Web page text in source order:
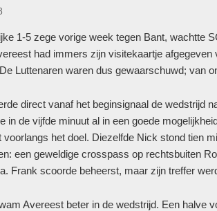
1-5 zege vorige week tegen Bant, wachtte
had immers zijn visitekaartje afgegeven
Luttenaren waren dus gewaarschuwd; van
direct vanaf het beginsignaal de wedstrijd
in de vijfde minuut al in een goede
voorlangs het doel. Diezelfde Nick stond tien
een geweldige crosspass op rechtsbuiten
Frank scoorde beheerst, maar zijn treffer
Avereest beter in de wedstrijd. Een halve